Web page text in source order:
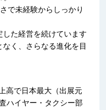
で未経験からしっかり
た経営を続けています
く、さらなる進化を目
高で日本最大（出展元
ハイヤー・タクシー部